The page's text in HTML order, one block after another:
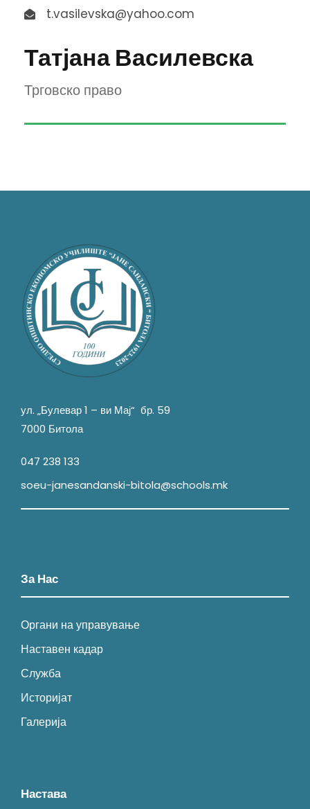
t.vasilevska@yahoo.com
Татјана Василевска
Трговско право
ул. „Булевар 1 – ви Мај“ бр. 59
7000 Битола
047 238 133
soeu-janesandanski-bitola@schools.mk
За Нас
Органи на управување
Наставен кадар
Служба
Историјат
Галерија
Настава